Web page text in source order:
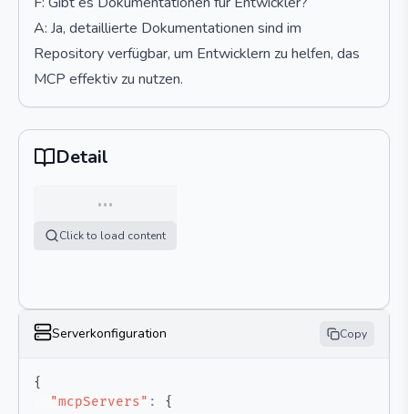
A: Ja, detaillierte Dokumentationen sind im
Repository verfügbar, um Entwicklern zu helfen, das
MCP effektiv zu nutzen.
Detail
…
Click to load content
Serverkonfiguration Copy
{
"mcpServers" :
{